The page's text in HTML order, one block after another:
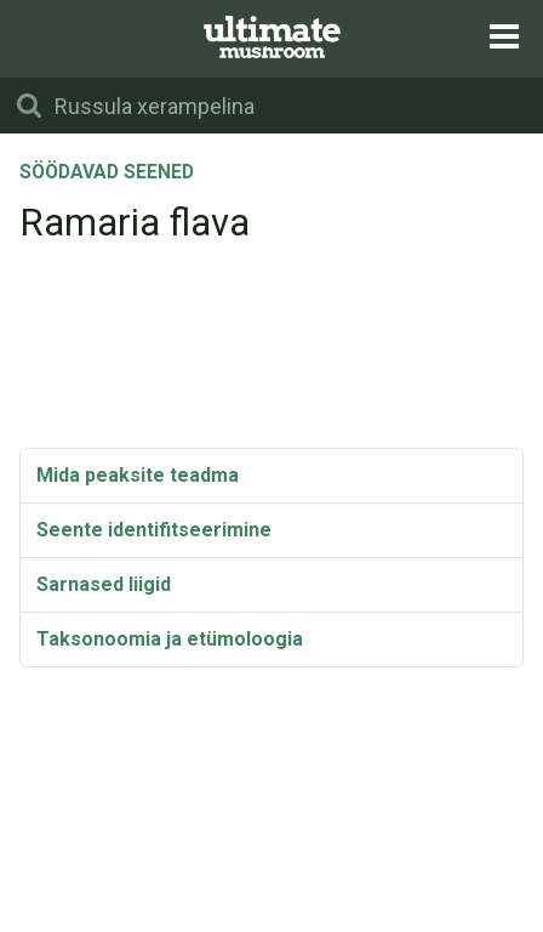
SÖÖDAVAD SEENED
Ramaria flava
Mida peaksite teadma
Seente identifitseerimine
Sarnased liigid
Taksonoomia ja etümoloogia